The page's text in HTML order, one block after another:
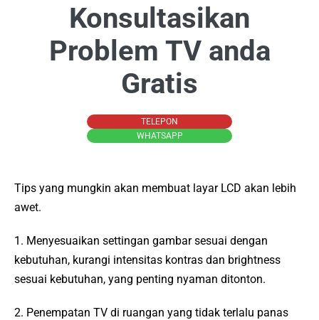
Konsultasikan
Problem TV anda
Gratis
TELEPON
WHATSAPP
Tips yang mungkin akan membuat layar LCD akan lebih
awet.
1. Menyesuaikan settingan gambar sesuai dengan
kebutuhan, kurangi intensitas kontras dan brightness
sesuai kebutuhan, yang penting nyaman ditonton.
2. Penempatan TV di ruangan yang tidak terlalu panas